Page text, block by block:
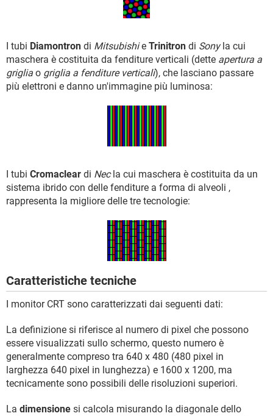
I tubi Diamontron di Mitsubishie Trinitron di Sonyla cui
maschera è costituita da fenditure verticali (dette apertura a
griglia o griglia a fenditure verticali), che lasciano passare
più elettroni e danno un'immagine più luminosa:
I tubi Cromaclear di Necla cui maschera è costituita da un
sistema ibrido con delle fenditure a forma di alveoli ,
rappresenta la migliore delle tre tecnologie:
Caratteristiche tecniche
I monitor CRT sono caratterizzati dai seguenti dati:
La definizione si riferisce al numero di pixel che possono
essere visualizzati sullo schermo, questo numero è
generalmente compreso tra 640 x 480 (480 pixel in
larghezza 640 pixel in lunghezza) e 1600 x 1200, ma
tecnicamente sono possibili delle risoluzioni superiori.
La dimensione si calcola misurando la diagonale dello